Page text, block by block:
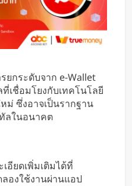
ยกระดับจาก e-Wallet
เชื่อมโยงกับเทคโนโลยี
ม่ ซึ่งอาจเป็นรากฐาน
ลในอนาคต
อียดเพิ่มเติมได้ที่
องใช้งานผ่านแอป